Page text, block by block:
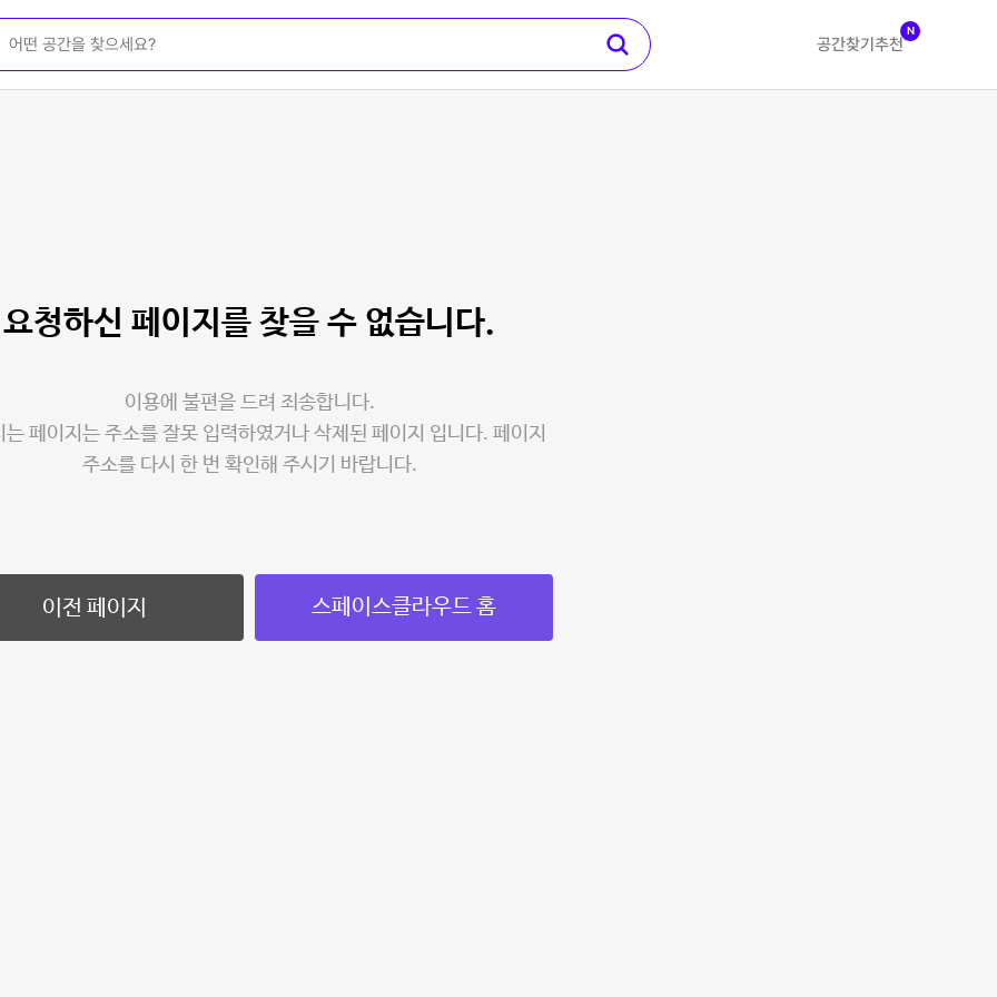
공간찾기 추천
N
요청하신 페이지를 찾을 수 없습니다.
이용에 불편을 드려 죄송합니다.
는 페이지는 주소를 잘못 입력하였거나 삭제된 페이지 입니다. 페이지
주소를 다시 한 번 확인해 주시기 바랍니다.
이전 페이지 스페이스클라우드 홈